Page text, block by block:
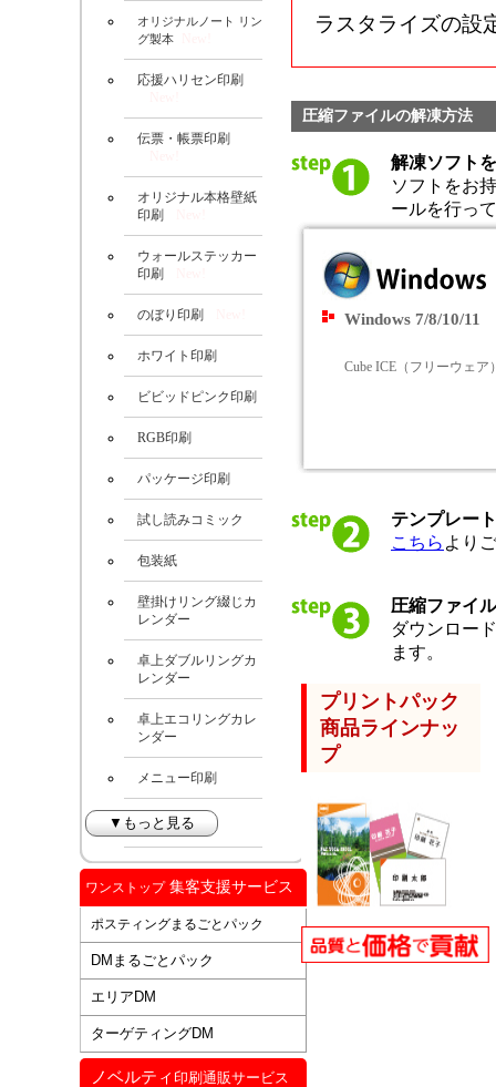
ラスタライズの
圧縮ファイルの解凍方法
解凍ソフト
ソフトをお
ールを行っ
Windows 7/8/10/11
Cube ICE（フリーウェア
テンプレー
こちら より
圧縮ファイ
ダウンロー
ます。
オリジナルノート リン
グ製本
応援ハリセン印刷
伝票・帳票印刷
オリジナル本格壁紙
印刷
ウォールステッカー
印刷
のぼり印刷
ホワイト印刷
ビビッドピンク印刷
RGB印刷
パッケージ印刷
試し読みコミック
包装紙
壁掛けリング綴じカ
レンダー
卓上ダブルリングカ
レンダー
卓上エコリングカレ
ンダー
メニュー印刷
▼もっと見る
ワンストップ集客支援サービス
ポスティングまるごとパック
DMまるごとパック
エリアDM
ターゲティングDM
ノベルティ 印刷通販サービス
プリントパック
商品ラインナッ
プ